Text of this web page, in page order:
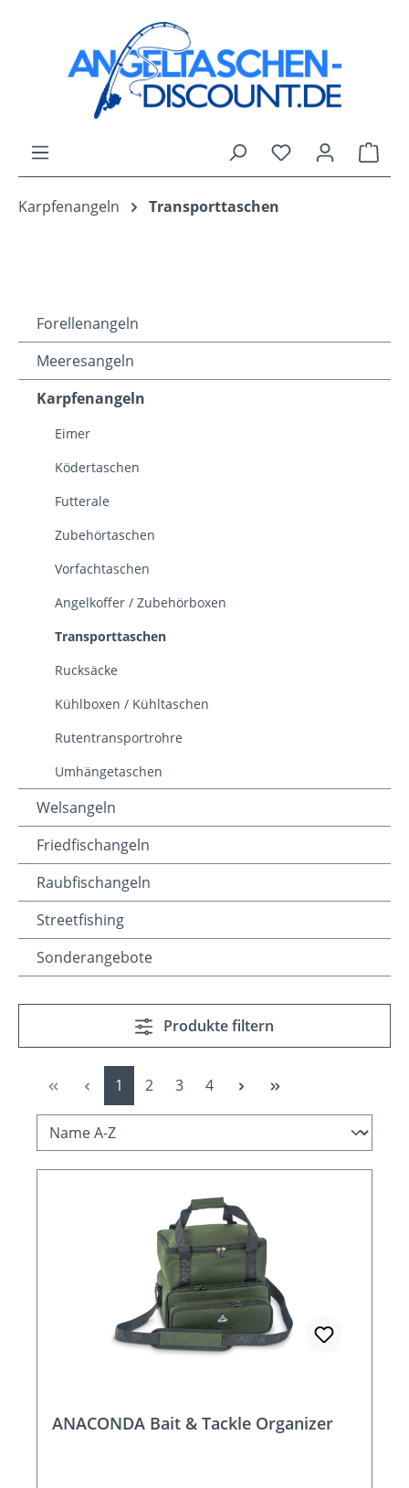
Zum Hauptinhalt springen
Du hast 0
Karpfenangeln Transporttaschen
Forellenangeln
Meeresangeln
Karpfenangeln
Eimer
Ködertaschen
Futterale
Zubehörtaschen
Vorfachtaschen
Angelkoffer / Zubehörboxen
Transporttaschen
Rucksäcke
Kühlboxen / Kühltaschen
Rutentransportrohre
Umhängetaschen
Welsangeln
Friedfischangeln
Raubfischangeln
Streetfishing
Sonderangebote
Produkte filtern
Seite
1 Seite
2 Seite
3 Seite
4
ANACONDA Bait & Tackle Organizer